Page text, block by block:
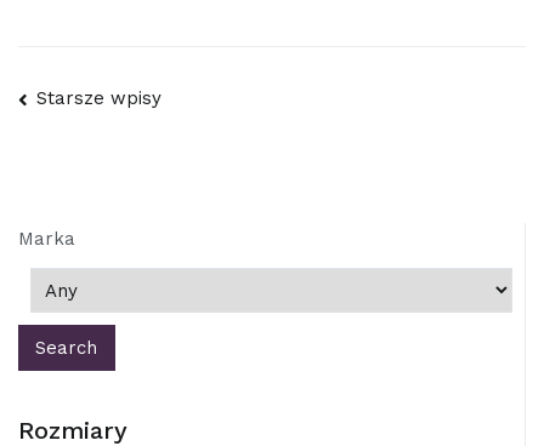
Nawigacja
Starsze wpisy
Marka
Rozmiary